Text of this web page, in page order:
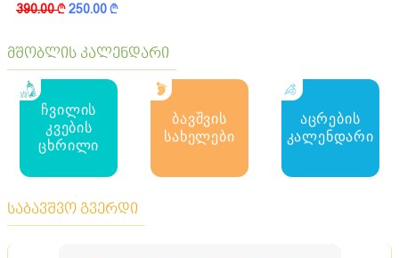
390.00k250.00k
მშობლის კალენდარი
ჩვილის
კვების
ცხრილი
ბავშვის
სახელები
აცრების
კალენდარი
საბავშვო გვერდი